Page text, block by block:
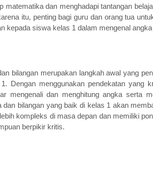
matematika dan menghadapi tantangan
itu, penting bagi guru dan orang tua
kepada siswa kelas 1 dalam mengenal angka
bilangan merupakan langkah awal yang
Dengan menggunakan pendekatan yang
mengenali dan menghitung angka serta
dan bilangan yang baik di kelas 1 akan
kompleks di masa depan dan memiliki
berpikir kritis.